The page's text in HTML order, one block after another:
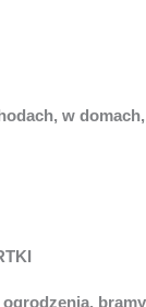
w domach,
ogrodzenia, bramy